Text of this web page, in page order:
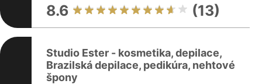
8.6 (13)
Studio Ester - kosmetika, depilace,
Brazilská depilace, pedikúra, nehtové
špony